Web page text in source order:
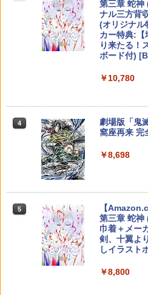
￥6,700
【ダイヤ・
リーでポイ
送】【新品
ゲームソフ
￥6,750
Nintendo
《発売済・
￥6,820
708 互換 バ
イヤレスコ
ジャパン ア
￥1,780
reek PS4
ン対応【定
できません
【レビュー
PS5 Pro 冷
ファン 自動
ライト USB
対応 PS5 周
新劇場版銀
定版)【Blu-
￥7,722
劇場版「鬼
吾峠呼世晴 ]
￥55,871
ニンテンド
ンラインコ
￥9,000
ニンテンド
ンラインコ
J)
￥11,980
トローラー
【純正品】
￥10,737
￥8,020
【純正品】
B-C ケーブル
￥2,618
【国内正規
S5、PS5
￥14,141
第三章 蛇
ナル三方背
(オリジナル
カー特典:【
り来たる！
ボード付)
￥10,780
4
劇場版「鬼
窩座再来
￥8,698
5
【
第三章 蛇神
巾着＋メー
剣、十翼よ
しイラスト
￥8,800